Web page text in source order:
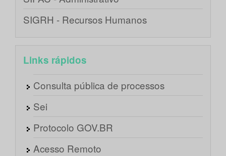
SIGRH - Recursos Humanos
Links rápidos
Consulta pública de processos
Sei
Protocolo GOV.BR
Acesso Remoto